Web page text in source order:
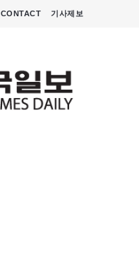
CONTACT 기사제보